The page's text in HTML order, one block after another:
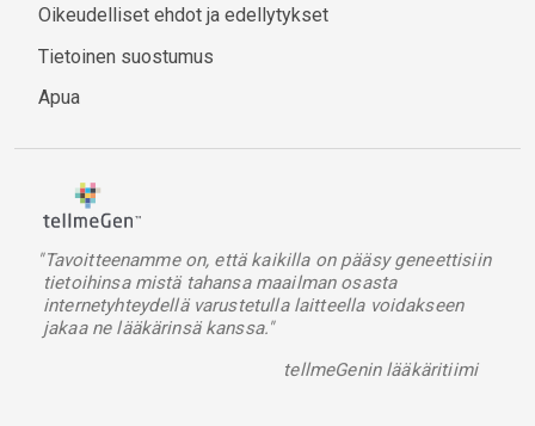
Oikeudelliset ehdot ja edellytykset
Tietoinen suostumus
Apua
"Tavoitteenamme on, että kaikilla on pääsy geneettisiin
tietoihinsa mistä tahansa maailman osasta
internetyhteydellä varustetulla laitteella voidakseen
jakaa ne lääkärinsä kanssa."
tellmeGenin lääkäritiimi